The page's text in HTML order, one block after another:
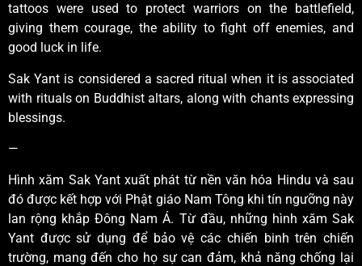
tattoos were used to protect warriors on the battlefield,
giving them courage, the ability to fight off enemies, and
good luck in life.
Sak Yant is considered a sacred ritual when it is associated
with rituals on Buddhist altars, along with chants expressing
blessings.
—
Hình xăm Sak Yant xuất phát từ nền văn hóa Hindu và sau
đó được kết hợp với Phật giáo Nam Tông khi tín ngưỡng này
lan rộng khắp Đông Nam Á. Từ đầu, những hình xăm Sak
Yant được sử dụng để bảo vệ các chiến binh trên chiến
trường, mang đến cho họ sự can đảm, khả năng chống lại